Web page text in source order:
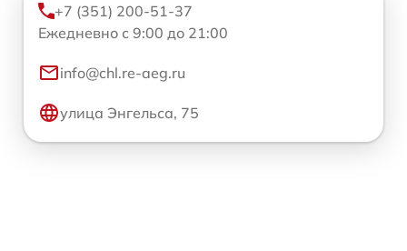
+7 (351) 200-51-37
Ежедневно с 9:00 до 21:00
info@chl.re-aeg.ru
улица Энгельса, 75